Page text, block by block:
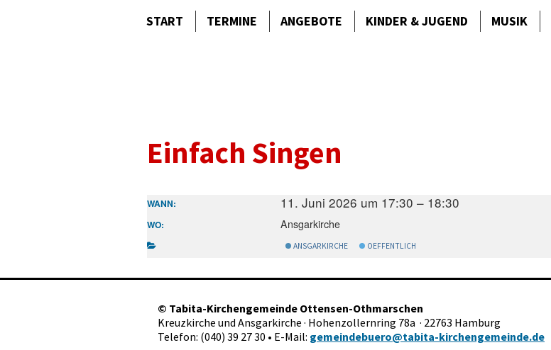
START TERMINE ANGEBOTE KINDER & JUGEND MUSIK
Einfach Singen
WANN: 11. Juni 2026 um 17:30 – 18:30
WO: Ansgarkirche
ANSGARKIRCHE OEFFENTLICH
© Tabita-Kirchengemeinde Ottensen-Othmarschen
Kreuzkirche und Ansgarkirche · Hohenzollernring 78a · 22763 Hamburg
Telefon: (040) 39 27 30 • E-Mail: gemeindebuero@tabita-kirchengemeinde.de